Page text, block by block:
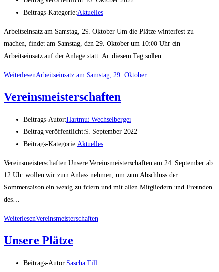
Beitrags-Kategorie:Aktuelles
Arbeitseinsatz am Samstag, 29. Oktober Um die Plätze winterfest zu
machen, findet am Samstag, den 29. Oktober um 10:00 Uhr ein
Arbeitseinsatz auf der Anlage statt. An diesem Tag sollen…
WeiterlesenArbeitseinsatz am Samstag, 29. Oktober
Vereinsmeisterschaften
Beitrags-Autor:Hartmut Wechselberger
Beitrag veröffentlicht:9. September 2022
Beitrags-Kategorie:Aktuelles
Vereinsmeisterschaften Unsere Vereinsmeisterschaften am 24. September ab
12 Uhr wollen wir zum Anlass nehmen, um zum Abschluss der
Sommersaison ein wenig zu feiern und mit allen Mitgliedern und Freunden
des…
WeiterlesenVereinsmeisterschaften
Unsere Plätze
Beitrags-Autor:Sascha Till